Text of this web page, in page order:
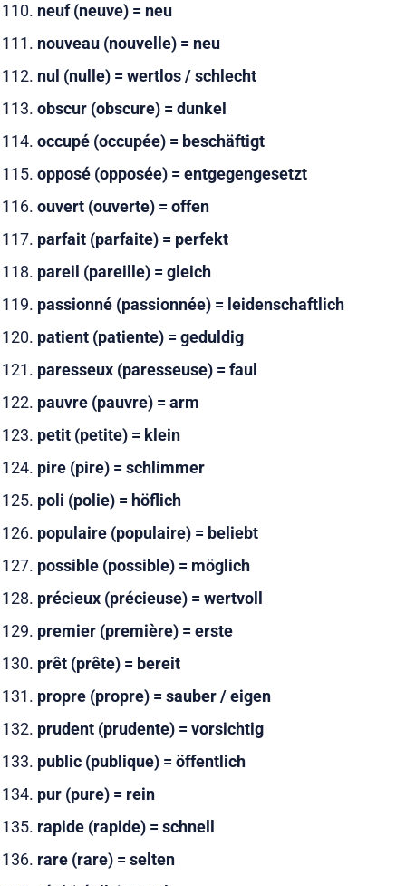
neuf (neuve) = neu
nouveau (nouvelle) = neu
nul (nulle) = wertlos / schlecht
obscur (obscure) = dunkel
occupé (occupée) = beschäftigt
opposé (opposée) = entgegengesetzt
ouvert (ouverte) = offen
parfait (parfaite) = perfekt
pareil (pareille) = gleich
passionné (passionnée) = leidenschaftlich
patient (patiente) = geduldig
paresseux (paresseuse) = faul
pauvre (pauvre) = arm
petit (petite) = klein
pire (pire) = schlimmer
poli (polie) = höflich
populaire (populaire) = beliebt
possible (possible) = möglich
précieux (précieuse) = wertvoll
premier (première) = erste
prêt (prête) = bereit
propre (propre) = sauber / eigen
prudent (prudente) = vorsichtig
public (publique) = öffentlich
pur (pure) = rein
rapide (rapide) = schnell
rare (rare) = selten